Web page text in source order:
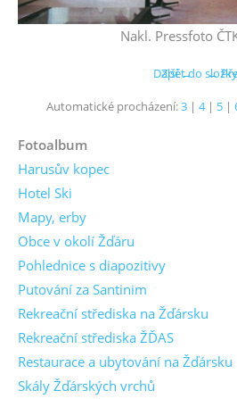
Nakl. Pressfoto
←
Další →
Zpět do složky
Automatické procházení:3 | 4| 5 |
Fotoalbum
Harusův kopec
Hotel Ski
Mapy, erby
Obce v okolí Žďáru
Pohlednice s diapozitivy
Putování za Santinim
Rekreační střediska na Žďársku
Rekreační střediska ŽĎAS
Restaurace a ubytování na Žďársku
Skály Žďárských vrchů